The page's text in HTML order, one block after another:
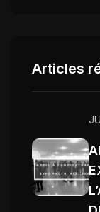
Articles